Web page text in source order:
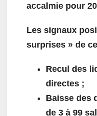
accalmie pour
Les signaux
surprises » de
Recul des
directes ;
Baisse des
de 3 à 99